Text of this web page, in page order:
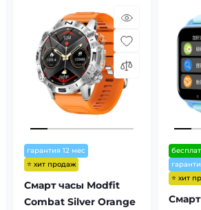
гарантия 12 мес
⭐ хит продаж
Смарт часы Modfit
Combat Silver Orange
⭐ хит